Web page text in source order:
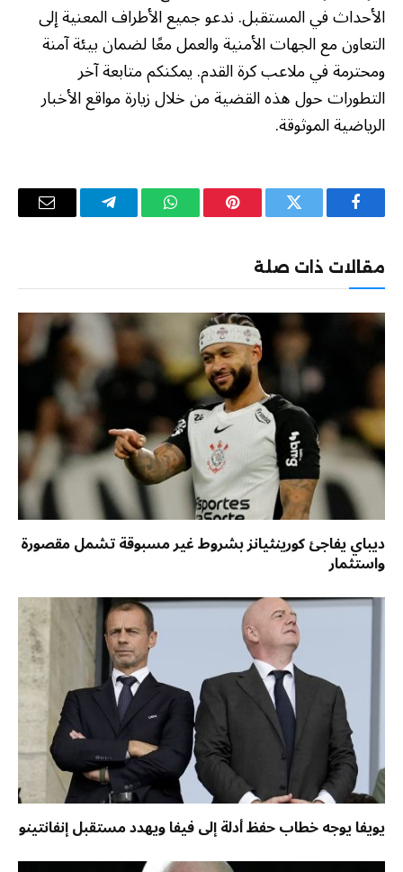
الأحداث في المستقبل. ندعو جميع الأطراف المعنية إلى
التعاون مع الجهات الأمنية والعمل معًا لضمان بيئة آمنة
ومحترمة في ملاعب كرة القدم. يمكنكم متابعة آخر
التطورات حول هذه القضية من خلال زيارة مواقع الأخبار
الرياضية الموثوقة.
فيسبوك تويتر بينتيريستواتساب تيلقرام
البريد
مقالات ذات صلة
ديباي يفاجئ كورينثيانز بشروط غير مسبوقة تشمل مقصورة
واستثمار
يويفا يوجه خطاب حفظ أدلة إلى فيفا ويهدد مستقبل إنفانتينو